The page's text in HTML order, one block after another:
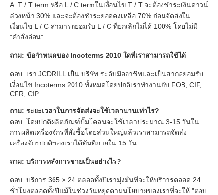
A: T / T term หรือ L / C termในเงื่อนไข T / T จะต้องชำระเงินดาวน์
ล่วงหน้า 30% และจะต้องชำระยอดคงเหลือ 70% ก่อนจัดส่งใน
เงื่อนไข L / C สามารถยอมรับ L / C ที่ยกเลิกไม่ได้ 100% โดยไม่มี
"คำสั่งอ่อน"
ถาม: ข้อกำหนดของ Incoterms 2010 ใดที่เราสามารถใช้ได้
ตอบ: เรา JCDRILL เป็น บริษัท ระดับมืออาชีพและเป็นสากลยอมรับ
เงื่อนไข Incoterms 2010 ทั้งหมดโดยปกติเราทำงานกับ FOB, CIF,
CFR, CIP
ถาม: ระยะเวลาในการจัดส่งจะใช้เวลานานเท่าไร?
ตอบ: โดยปกติผลิตภัณฑ์ปั๊มโคลนจะใช้เวลาประมาณ 3-15 วันใน
การผลิตเครื่องจักรที่สั่งซื้อโดยส่วนใหญ่แล้วเราสามารถจัดส่ง
เครื่องจักรปกติของเราได้ทันทีภายใน 15 วัน
ถาม: บริการหลังการขายเป็นอย่างไร?
ตอบ: บริการ 365 × 24 ตลอดทั้งปีเรามุ่งมั่นที่จะให้บริการตลอด 24
ชั่วโมงตลอดทั้งปีแม้ในช่วงวันหยุดตามนโยบายของเราที่จะให้ "ตอบ